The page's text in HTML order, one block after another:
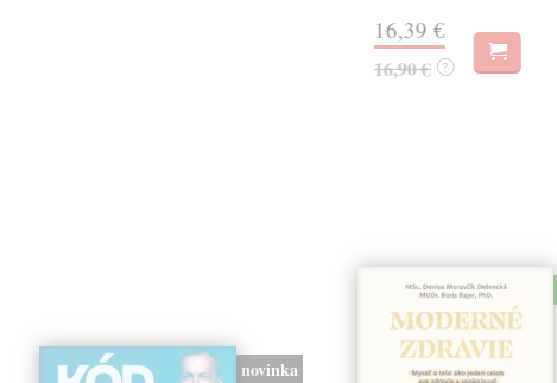
16,39 €
16,90 € ?
novinka